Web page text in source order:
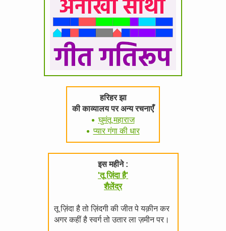
हरिहर झा
की काव्यालय पर अन्य रचनाएँ
घुमंतू महाराज
प्यार गंगा की धार
इस महीने :
'तू ज़िंदा है'
शैलेंद्र
तू ज़िंदा है तो ज़िंदगी की जीत पे यक़ीन कर
अगर कहीं है स्वर्ग तो उतार ला ज़मीन पर।